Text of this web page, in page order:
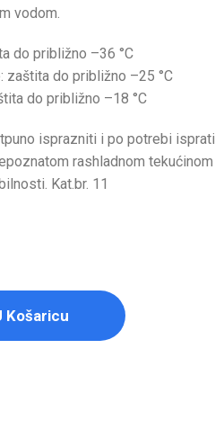
vodom.
do približno –36 °C
zaštita do približno –25 °C
do približno –18 °C
isprazniti i po potrebi isprati
rashladnom tekućinom
Kat.br. 11
Košaricu